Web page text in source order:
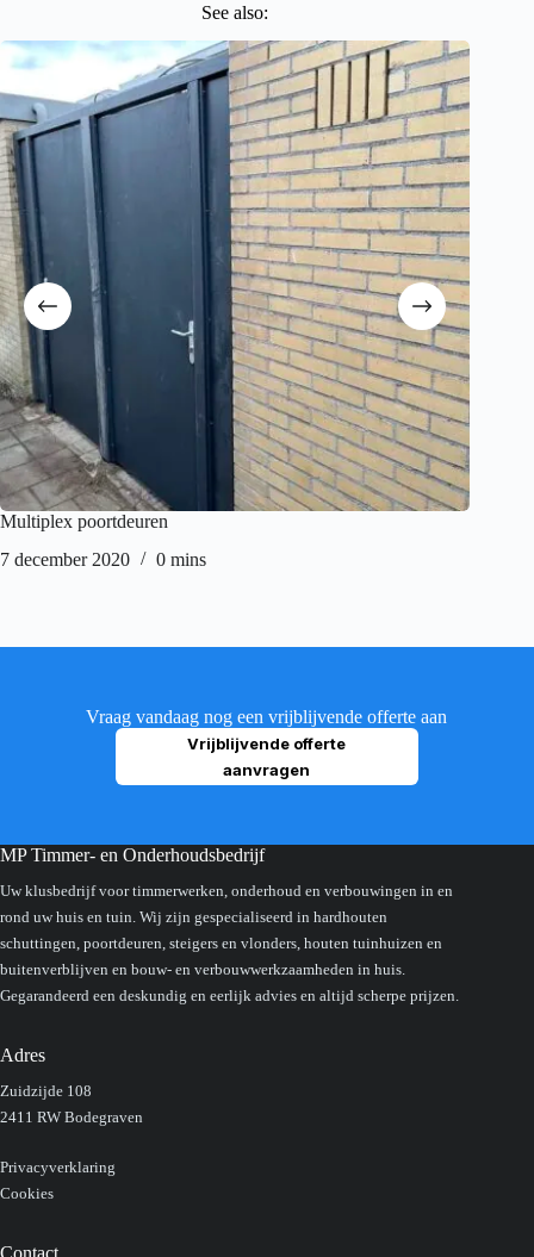
See also:
Multiplex poortdeuren
7 december 2020
0 mins
Vraag vandaag nog een vrijblijvende offerte aan
Vrijblijvende offerte
aanvragen
MP Timmer- en Onderhoudsbedrijf
Uw klusbedrijf voor timmerwerken, onderhoud en verbouwingen in en
rond uw huis en tuin. Wij zijn gespecialiseerd in hardhouten
schuttingen, poortdeuren, steigers en vlonders, houten tuinhuizen en
buitenverblijven en bouw- en verbouwwerkzaamheden in huis.
Gegarandeerd een deskundig en eerlijk advies en altijd scherpe prijzen.
Adres
Zuidzijde 108
2411 RW Bodegraven
Privacyverklaring
Cookies
Contact